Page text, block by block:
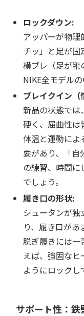
ロックダウン:
アッパーが物理
チッ」と足が固
横ブレ（足が靴
NIKE全モデル
ブレイクイン（
新品の状態では
硬く、屈曲性は
体温と運動に
要があり、「自
の練習、時間に
でしょう。
履き口の形状:
シュータンが
り、履き口があ
脱ぎ履きには一
えば、強固な
ようにロックし
サポート性：